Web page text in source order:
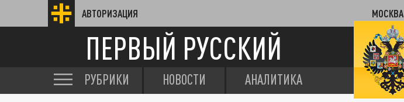
АВТОРИЗАЦИЯ МОСКВА
ПЕРВЫЙ РУССКИЙ
РУБРИКИ НОВОСТИ АНАЛИТИКА